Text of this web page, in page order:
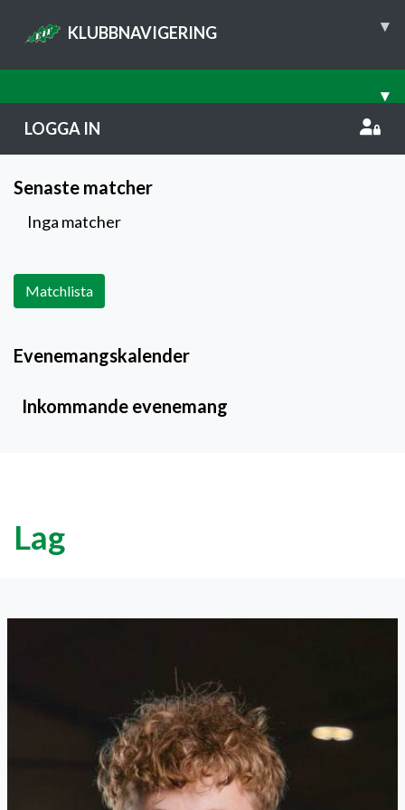
KLUBBNAVIGERING ▾
▾
LOGGA IN
Senaste matcher
Inga matcher
Matchlista
Evenemangskalender
Inkommande evenemang
Lag